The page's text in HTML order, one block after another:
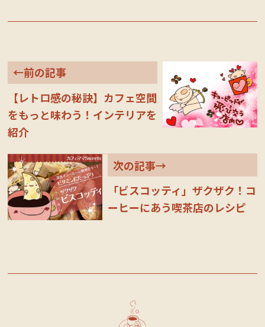
←前の記事
【レトロ感の秘訣】カフェ空間
をもっと味わう！インテリアを
紹介
次の記事→
「ビスコッティ」ザクザク！コ
ーヒーにあう喫茶店のレシピ